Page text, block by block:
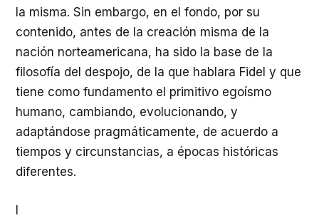
la misma. Sin embargo, en el fondo, por su
contenido, antes de la creación misma de la
nación norteamericana, ha sido la base de la
filosofía del despojo, de la que hablara Fidel y que
tiene como fundamento el primitivo egoísmo
humano, cambiando, evolucionando, y
adaptándose pragmáticamente, de acuerdo a
tiempos y circunstancias, a épocas históricas
diferentes.
I